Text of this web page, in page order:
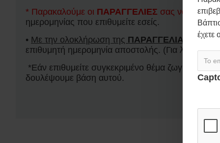
έχετε
* Παρακαλούμε οι ΠΑΡΑΓΓΕΛΙΕΣ σας να
ημερομηνίας που επιθυμείτε εσείς.
• Με την ολοκλήρωση της ΠΑΡΑΓΓΕΛΙΑΣ σας,
επιθυμητή ημερομηνία αποστολής. (Για
*Εάν επιθυμείτε συγκεκριμένο θέμα
δουλέψουμε βάση αυτού.